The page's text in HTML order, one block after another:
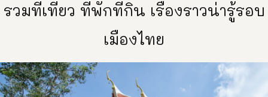
รวมที่เที่ยว ที่พักที่กิน เรื่องราวน่ารู้รอบ
เมืองไทย